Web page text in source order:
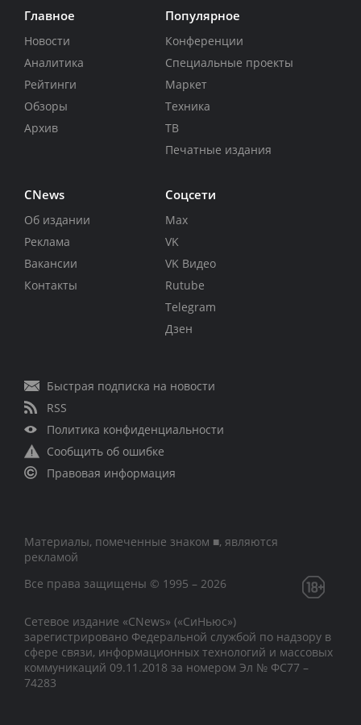
Главное
Новости
Аналитика
Рейтинги
Обзоры
Архив
Популярное
Конференции
Специальные проекты
Маркет
Техника
ТВ
Печатные издания
CNews
Об издании
Реклама
Вакансии
Контакты
Соцсети
Max
VK
VK Видео
Rutube
Telegram
Дзен
Быстрая подписка на новости
RSS
Политика конфиденциальности
Сообщить об ошибке
Правовая информация
Материалы, помеченные знаком ■, являются
рекламой
Все права защищены © 1995 – 2026
Сетевое издание «CNews» («СиНьюс»)
зарегистрировано Федеральной службой по надзору в
сфере связи, информационных технологий и массовых
коммуникаций 09.11.2018 за номером Эл № ФС77 –
74283